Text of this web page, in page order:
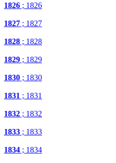
1826 ; 1826
1827 ; 1827
1828 ; 1828
1829 ; 1829
1830 ; 1830
1831 ; 1831
1832 ; 1832
1833 ; 1833
1834 ; 1834